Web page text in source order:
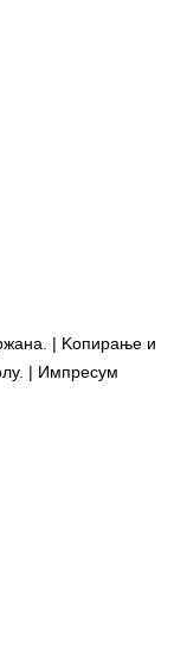
| Kопирање и
| Импресум